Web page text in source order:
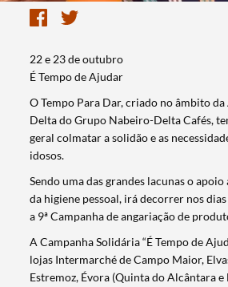
22 e 23 de outubro
É Tempo de Ajudar
O Tempo Para Dar, criado no âmbito
Delta do Grupo Nabeiro-Delta Cafés,
geral colmatar a solidão e as
idosos.
Sendo uma das grandes lacunas o
da higiene pessoal, irá decorrer nos
a 9ª Campanha de angariação de
A Campanha Solidária “É Tempo de
lojas Intermarché de Campo Maior,
Estremoz, Évora (Quinta do Alcântara e